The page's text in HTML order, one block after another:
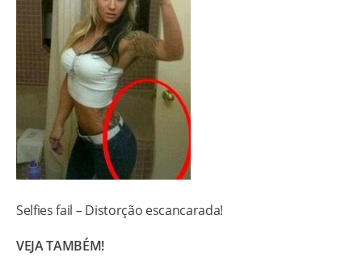
Selfies fail – Distorção escancarada!
VEJA TAMBÉM!